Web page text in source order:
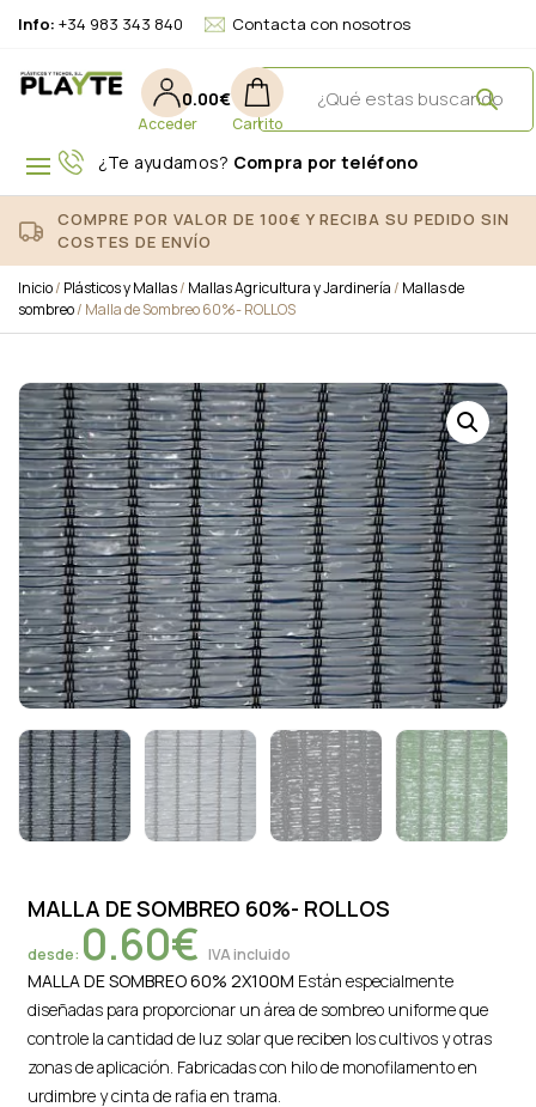
Info: +34 983 343 840 Contacta con nosotros
0.00€
¿Te ayudamos? Compra por teléfono
COMPRE POR VALOR DE 100€ Y RECIBA SU PEDIDO SIN
COSTES DE ENVÍO
Inicio/ Plásticos y Mallas/ Mallas Agricultura y Jardinería/ Mallas de
sombreo/ Malla de Sombreo 60%- ROLLOS
MALLA DE SOMBREO 60%- ROLLOS
desde: 0.60€ IVA incluido
MALLA DE SOMBREO 60% 2X100M Están especialmente
diseñadas para proporcionar un área de sombreo uniforme que
controle la cantidad de luz solar que reciben los cultivos y otras
zonas de aplicación. Fabricadas con hilo de monofilamento en
urdimbre y cinta de rafia en trama.